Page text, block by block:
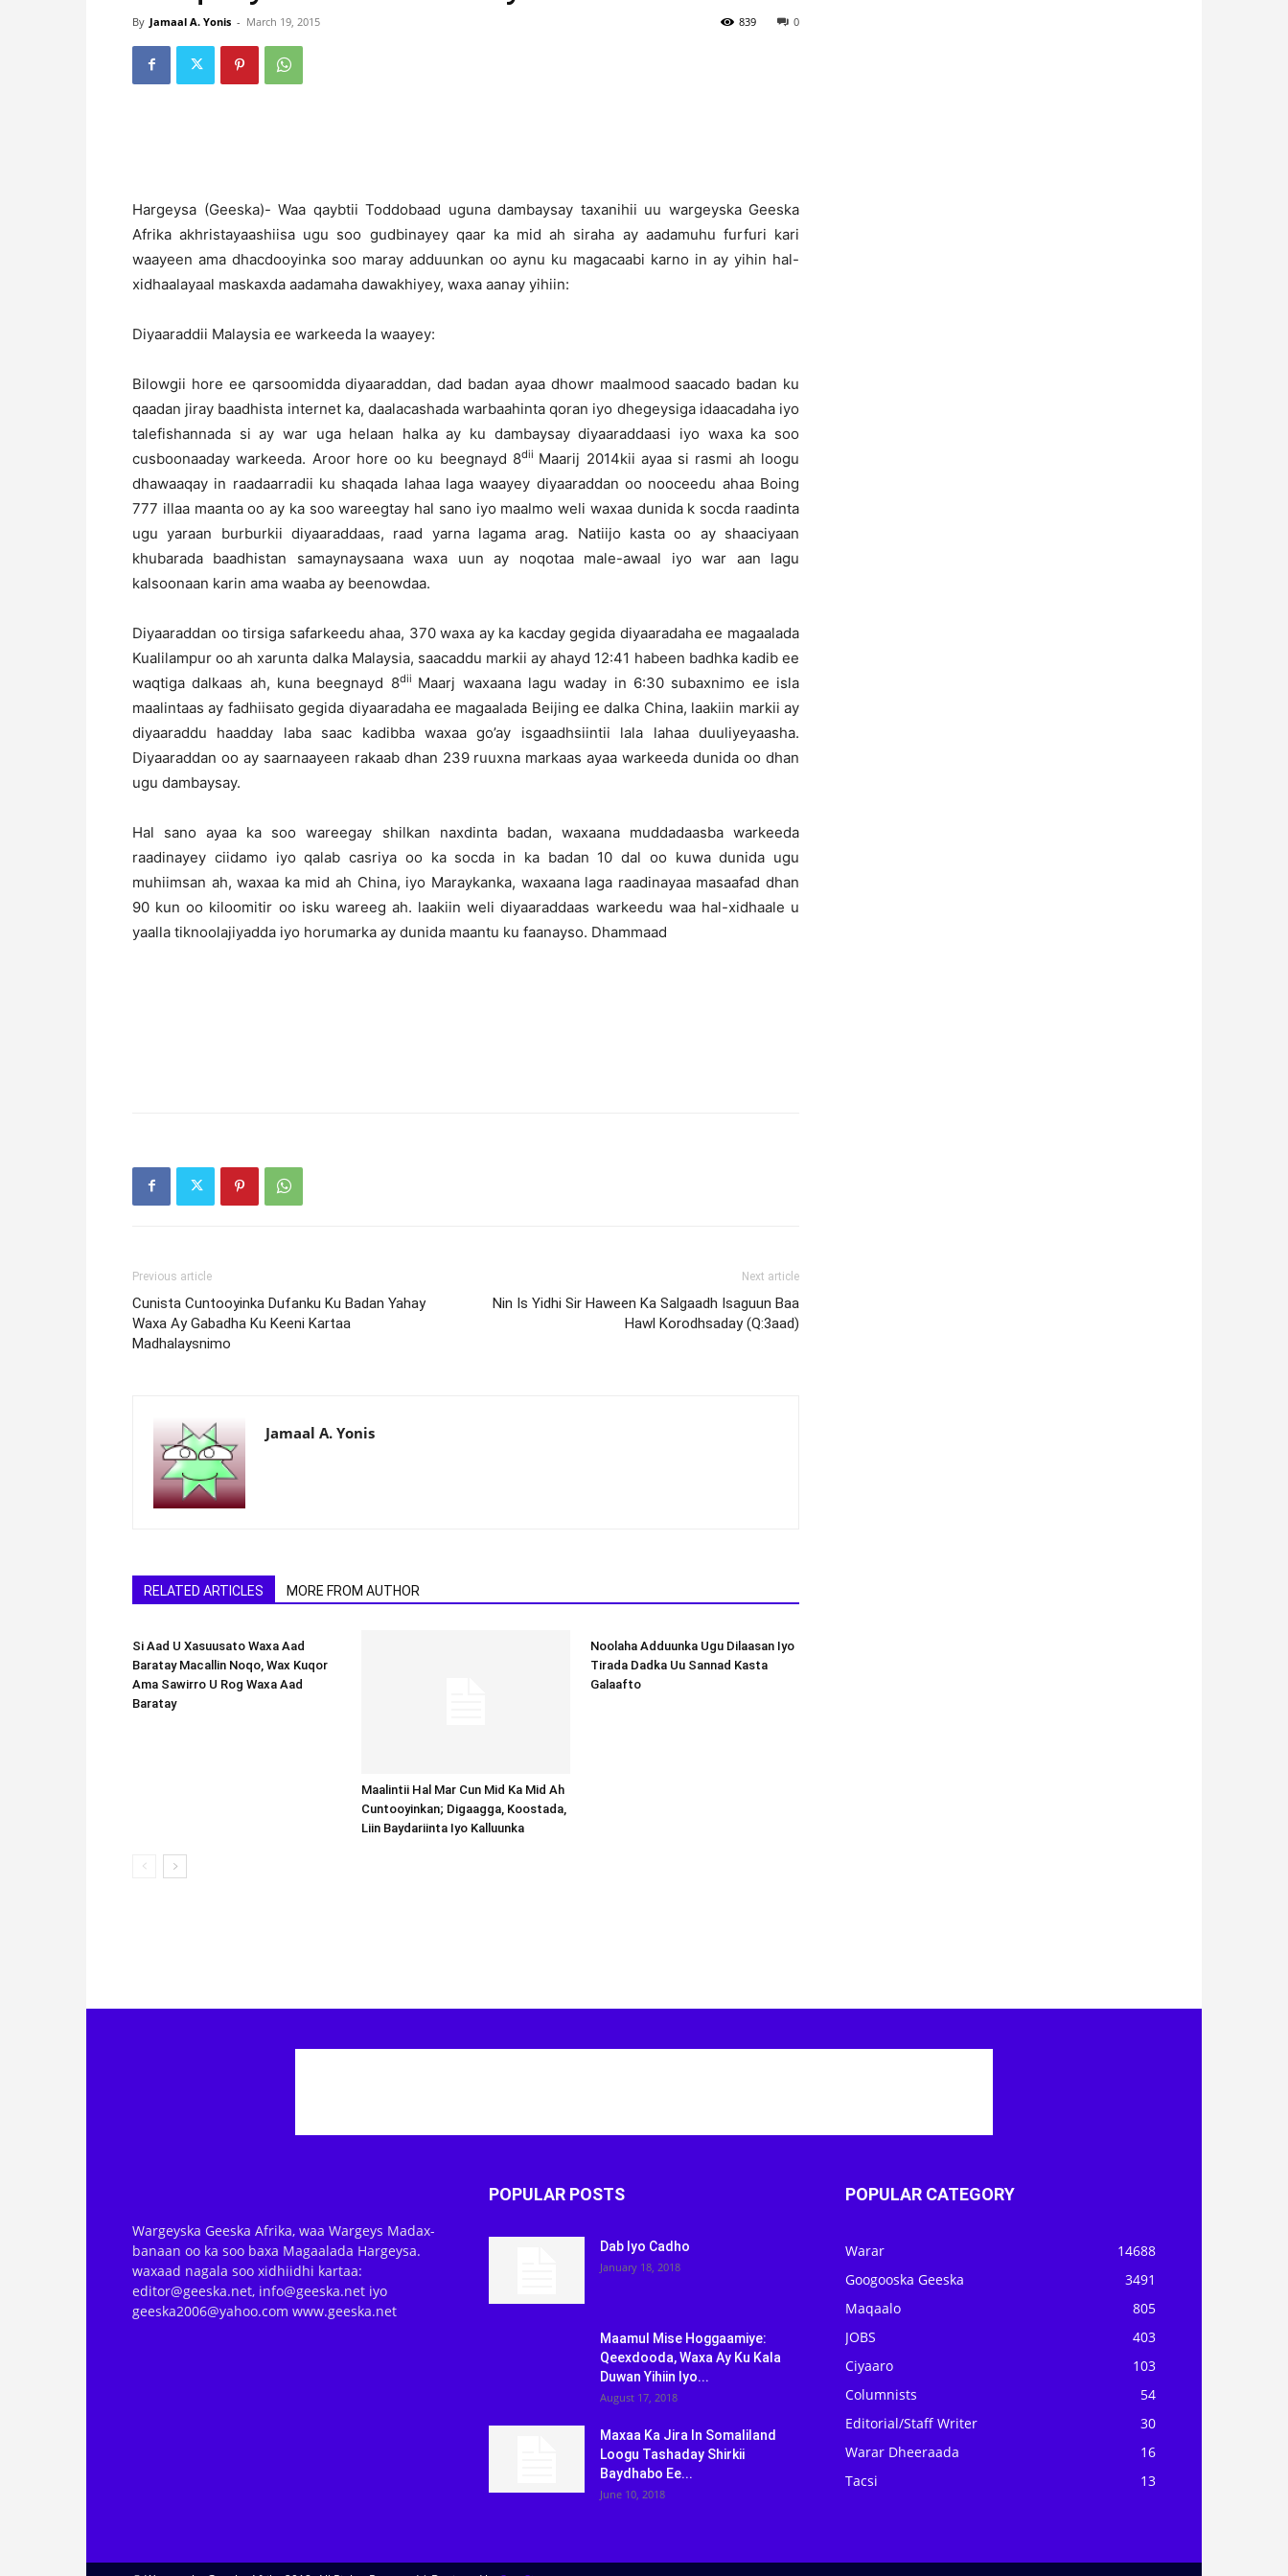
By Jamaal A. Yonis - March 19, 2015 0
839
Hargeysa (Geeska)- Waa qaybtii Toddobaad uguna dambaysay taxanihii uu wargeyska Geeska
Afrika akhristayaashiisa ugu soo gudbinayey qaar ka mid ah siraha ay aadamuhu furfuri kari
waayeen ama dhacdooyinka soo maray adduunkan oo aynu ku magacaabi karno in ay yihin hal-
xidhaalayaal maskaxda aadamaha dawakhiyey, waxa aanay yihiin:
Diyaaraddii Malaysia ee warkeeda la waayey:
Bilowgii hore ee qarsoomidda diyaaraddan, dad badan ayaa dhowr maalmood saacado badan ku
qaadan jiray baadhista internet ka, daalacashada warbaahinta qoran iyo dhegeysiga idaacadaha iyo
talefishannada si ay war uga helaan halka ay ku dambaysay diyaaraddaasi iyo waxa ka soo
cusboonaaday warkeeda. Aroor hore oo ku beegnayd 8dii Maarij 2014kii ayaa si rasmi ah loogu
dhawaaqay in raadaarradii ku shaqada lahaa laga waayey diyaaraddan oo nooceedu ahaa Boing
777 illaa maanta oo ay ka soo wareegtay hal sano iyo maalmo weli waxaa dunida k socda raadinta
ugu yaraan burburkii diyaaraddaas, raad yarna lagama arag. Natiijo kasta oo ay shaaciyaan
khubarada baadhistan samaynaysaana waxa uun ay noqotaa male-awaal iyo war aan lagu
kalsoonaan karin ama waaba ay beenowdaa.
Diyaaraddan oo tirsiga safarkeedu ahaa, 370 waxa ay ka kacday gegida diyaaradaha ee magaalada
Kualilampur oo ah xarunta dalka Malaysia, saacaddu markii ay ahayd 12:41 habeen badhka kadib ee
waqtiga dalkaas ah, kuna beegnayd 8dii Maarj waxaana lagu waday in 6:30 subaxnimo ee isla
maalintaas ay fadhiisato gegida diyaaradaha ee magaalada Beijing ee dalka China, laakiin markii ay
diyaaraddu haadday laba saac kadibba waxaa go’ay isgaadhsiintii lala lahaa duuliyeyaasha.
Diyaaraddan oo ay saarnaayeen rakaab dhan 239 ruuxna markaas ayaa warkeeda dunida oo dhan
ugu dambaysay.
Hal sano ayaa ka soo wareegay shilkan naxdinta badan, waxaana muddadaasba warkeeda
raadinayey ciidamo iyo qalab casriya oo ka socda in ka badan 10 dal oo kuwa dunida ugu
muhiimsan ah, waxaa ka mid ah China, iyo Maraykanka, waxaana laga raadinayaa masaafad dhan
90 kun oo kiloomitir oo isku wareeg ah. laakiin weli diyaaraddaas warkeedu waa hal-xidhaale u
yaalla tiknoolajiyadda iyo horumarka ay dunida maantu ku faanayso. Dhammaad
Previous article
Cunista Cuntooyinka Dufanku Ku Badan Yahay
Waxa Ay Gabadha Ku Keeni Kartaa
Madhalaysnimo
Next article
Nin Is Yidhi Sir Haween Ka Salgaadh Isaguun Baa
Hawl Korodhsaday (Q:3aad)
Jamaal A. Yonis
RELATED ARTICLES MORE FROM AUTHOR
Si Aad U Xasuusato Waxa Aad
Baratay Macallin Noqo, Wax Kuqor
Ama Sawirro U Rog Waxa Aad
Baratay
Maalintii Hal Mar Cun Mid Ka Mid Ah
Cuntooyinkan; Digaagga, Koostada,
Liin Baydariinta Iyo Kalluunka
Noolaha Adduunka Ugu Dilaasan Iyo
Tirada Dadka Uu Sannad Kasta
Galaafto
Wargeyska Geeska Afrika, waa Wargeys Madax-
banaan oo ka soo baxa Magaalada Hargeysa.
waxaad nagala soo xidhiidhi kartaa:
editor@geeska.net, info@geeska.net iyo
geeska2006@yahoo.com www.geeska.net
POPULAR POSTS
Dab Iyo Cadho
January 18, 2018
Maamul Mise Hoggaamiye:
Qeexdooda, Waxa Ay Ku Kala
Duwan Yihiin Iyo...
August 17, 2018
Maxaa Ka Jira In Somaliland
Loogu Tashaday Shirkii
Baydhabo Ee...
June 10, 2018
POPULAR CATEGORY
Warar
14688
Googooska Geeska
3491
Maqaalo
805
JOBS
403
Ciyaaro
103
Columnists
54
Editorial/Staff Writer
30
Warar Dheeraada
16
Tacsi
13